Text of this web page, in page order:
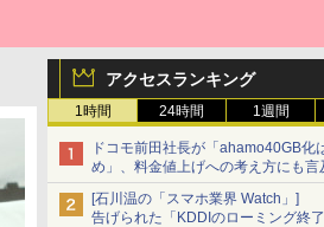
アクセスランキング
1時間 24時間 1週間
ドコモ前田社長が「ahamo40GB化
め」、料金値上げへの考え方にも言
[石川温の「スマホ業界 Watch」]
告げられた「KDDIのローミング終